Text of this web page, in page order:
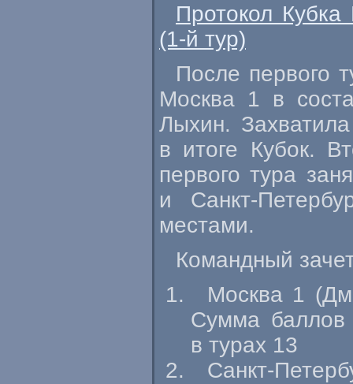
Протокол
(1-й тур)
После первого
Москва 1 в
Лыхин.
в итоге Кубок.
первого тура
и Санкт-
местами.
Командный
Москва 1
Сумма
в турах 13
Санкт-